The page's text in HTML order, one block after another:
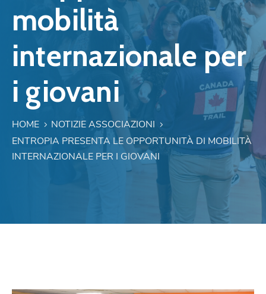
mobilità
internazionale per
i giovani
HOME
NOTIZIE ASSOCIAZIONI
ENTROPIA PRESENTA LE OPPORTUNITÀ DI MOBILITÀ
INTERNAZIONALE PER I GIOVANI